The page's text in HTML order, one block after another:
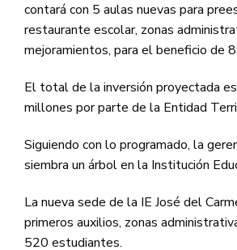
contará con 5 aulas nuevas para
restaurante escolar, zonas
mejoramientos, para el beneficio de
El total de la inversión proyectada
millones por parte de la Entidad
Siguiendo con lo programado, la
siembra un árbol en la Institución
La nueva sede de la IE José del
primeros auxilios, zonas
520 estudiantes.